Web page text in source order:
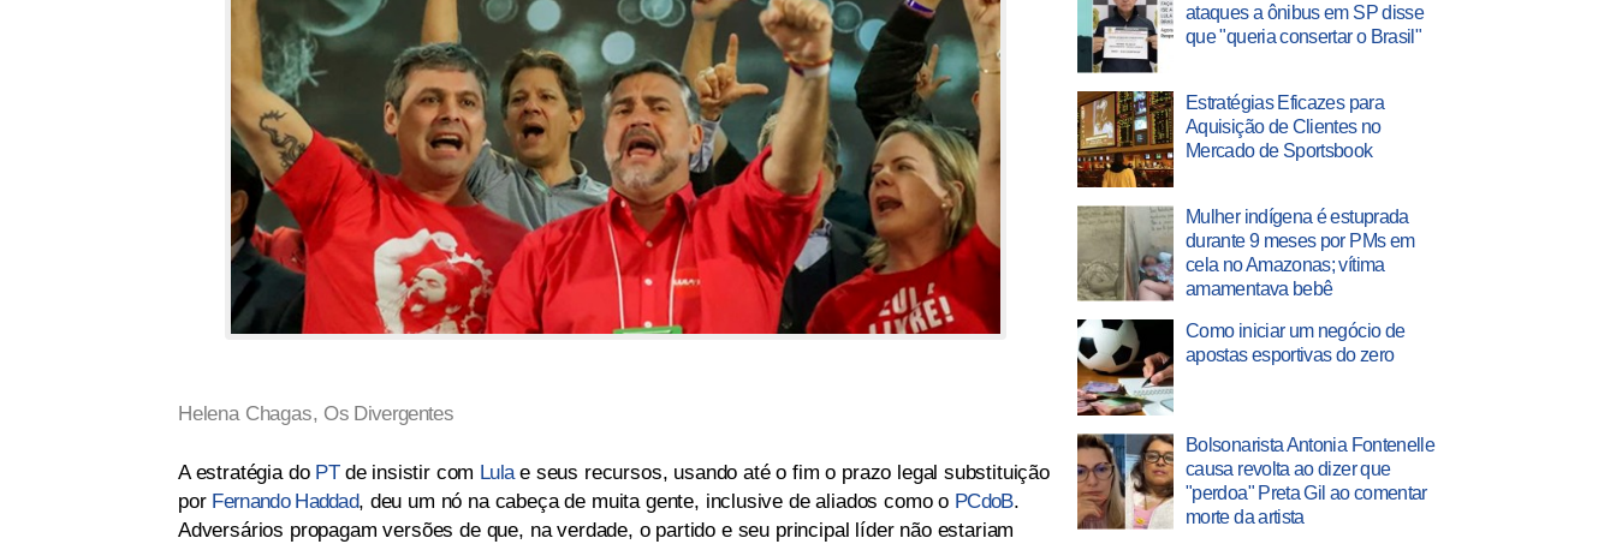
Helena Chagas, Os Divergentes
A estratégia do PTde insistir com Lulae seus recursos, usando até o fim o prazo legal substituição
por Fernando Haddad, deu um nó na cabeça de muita gente, inclusive de aliados como o PCdoB.
Adversários propagam versões de que, na verdade, o partido e seu principal líder não estariam
ataques a ônibus em SP disse
que "queria consertar o Brasil"
Estratégias Eficazes para
Aquisição de Clientes no
Mercado de Sportsbook
Mulher indígena é estuprada
durante 9 meses por PMs em
cela no Amazonas; vítima
amamentava bebê
Como iniciar um negócio de
apostas esportivas do zero
Bolsonarista Antonia Fontenelle
causa revolta ao dizer que
"perdoa" Preta Gil ao comentar
morte da artista